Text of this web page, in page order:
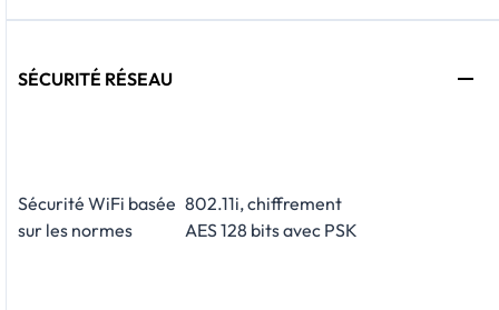
SÉCURITÉ RÉSEAU
Sécurité WiFi basée
sur les normes
802.11i, chiffrement
AES 128 bits avec PSK